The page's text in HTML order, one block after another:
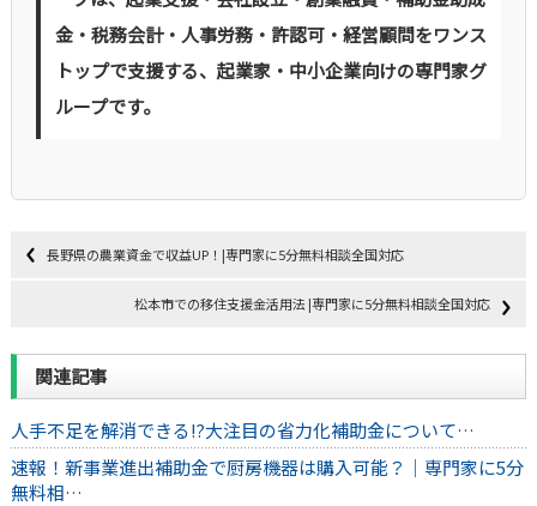
金・税務会計・人事労務・許認可・経営顧問をワンス
トップで支援する、起業家・中小企業向けの専門家グ
ループです。
長野県の農業資金で収益UP！|専門家に5分無料相談全国対応
松本市での移住支援金活用法 |専門家に5分無料相談全国対応
関連記事
人手不足を解消できる⁉大注目の省力化補助金について…
速報！新事業進出補助金で厨房機器は購入可能？｜専門家に5分
無料相…